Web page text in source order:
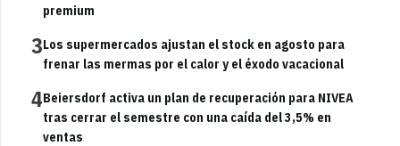
premium
3Los supermercados ajustan el stock en agosto para
frenar las mermas por el calor y el éxodo vacacional
4Beiersdorf activa un plan de recuperación para NIVEA
tras cerrar el semestre con una caída del 3,5% en
ventas